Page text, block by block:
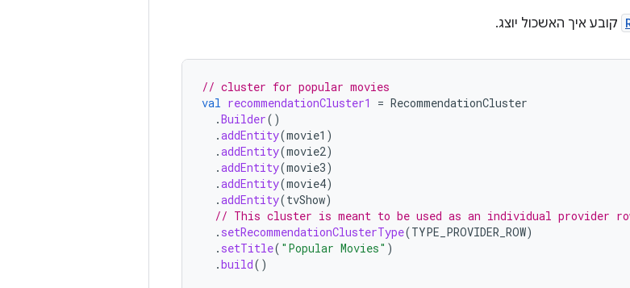
קובע איך האשכול יוצג.
// cluster for popular movies
val recommendationCluster1 = RecommendationCluster
.Builder()
.addEntity(movie1 )
.addEntity(movie2)
.addEntity(movie3)
.addEntity(movie4)
.addEntity(tvShow)
// This cluster is meant to be used as an individual provider
. setRecommendationClusterType(TYPE_PROVIDER_ROW)
. setTitle( "Popular Movies" )
.build()